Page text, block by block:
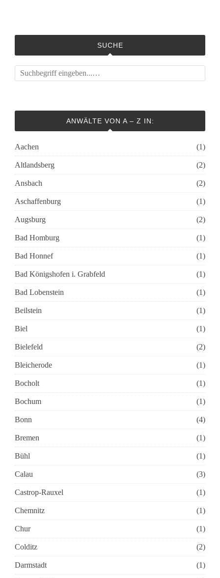
SUCHE
ANWÄLTE VON A – Z IN:
Aachen (1)
Altlandsberg (2)
Ansbach (2)
Aschaffenburg (1)
Augsburg (2)
Bad Homburg (1)
Bad Honnef (1)
Bad Königshofen i. Grabfeld (1)
Bad Lobenstein (1)
Beilstein (1)
Biel (1)
Bielefeld (2)
Bleicherode (1)
Bocholt (1)
Bochum (1)
Bonn (4)
Bremen (1)
Bühl (1)
Calau (3)
Castrop-Rauxel (1)
Chemnitz (1)
Chur (1)
Colditz (2)
Darmstadt (1)